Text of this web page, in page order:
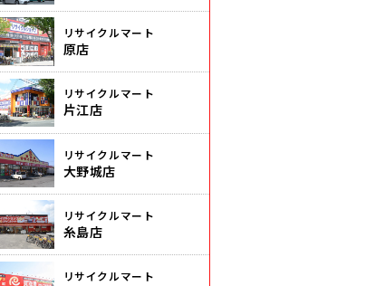
リサイクルマート
原店
リサイクルマート
片江店
リサイクルマート
大野城店
リサイクルマート
糸島店
リサイクルマート